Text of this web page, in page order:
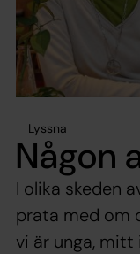
Lyssna
Någon
I olika skeden
prata med om
vi är unga, mitt